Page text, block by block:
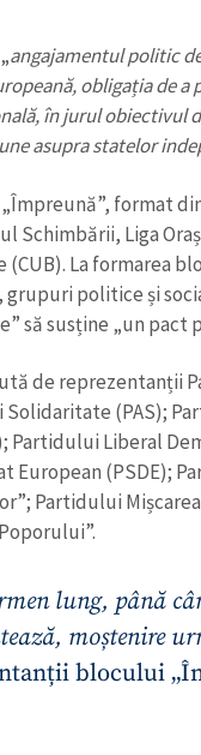
angajamentul politic
obligația de a
în jurul obiectivul
asupra statelor
format
Schimbării, Liga
(CUB). La formarea
politice și
să susține „un pact
de reprezentanții
Solidaritate (PAS);
Partidului Liberal
European (PSDE);
Partidului
lung, până
moștenire
blocului
+ Link media